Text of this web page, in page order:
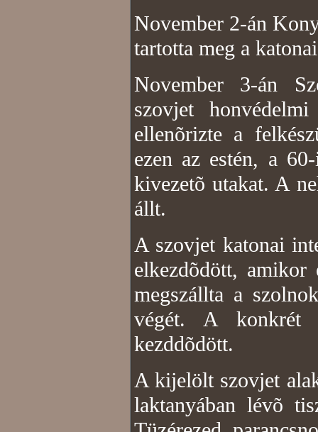
November 2-án
tartotta meg a
November 3-án
szovjet
ellenõrizte a
ezen az estén, a
kivezetõ utakat. A
állt.
A szovjet katonai
elkezdõdött, amikor
megszállta a
végét. A konkrét
kezddõdött.
A kijelölt szovjet
laktanyában lévõ